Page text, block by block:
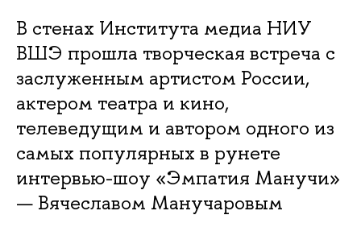
В стенах Института медиа НИУ
ВШЭ прошла творческая встреча с
заслуженным артистом России,
актером театра и кино,
телеведущим и автором одного из
самых популярных в рунете
интервью-шоу «Эмпатия Манучи»
— Вячеславом Манучаровым